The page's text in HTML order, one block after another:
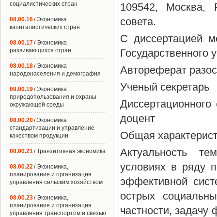
109542, Москва,
совета.
С диссертацией
Государственного
Автореферат
Ученый секретарь
доцент
Общая
Актуальность
условиях в ряду
эффективной
острых
частности,
социалистических стран
08.00.16/ Экономика
капиталистических стран
08.00.17/ Экономика
развивающихся стран
08.00.18/ Экономика
народонаселения и демография
08.00.19/ Экономика
природопользования и охраны
окружающей среды
08.00.20/ Экономика
стандартизации и управление
качеством продукции
08.00.21/ Транзитивная экономика
08.00.22/ Экономика,
планирование и организация
управления сельским хозяйством
08.00.23/ Экономика,
планирование и организация
управления транспортом и связью